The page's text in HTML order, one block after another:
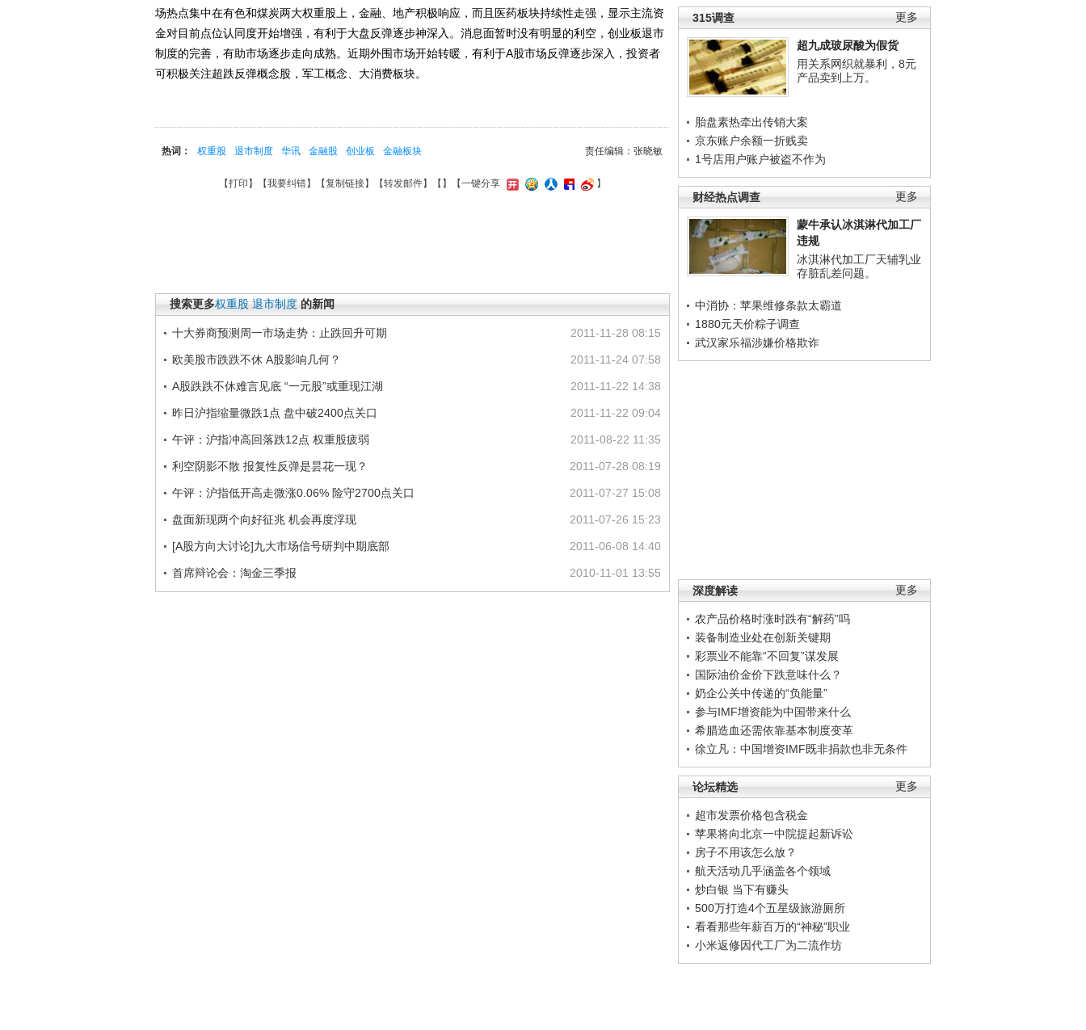
更多
315调查
超九成玻尿酸为假货
用关系网织就暴利，8元
产品卖到上万。
胎盘素热牵出传销大案
京东账户余额一折贱卖
1号店用户账户被盗不作为
更多
财经热点调查
蒙牛承认冰淇淋代加工厂
违规
冰淇淋代加工厂天辅乳业
存脏乱差问题。
中消协：苹果维修条款太霸道
1880元天价粽子调查
武汉家乐福涉嫌价格欺诈
更多
深度解读
农产品价格时涨时跌有“解药”吗
装备制造业处在创新关键期
彩票业不能靠“不回复”谋发展
国际油价金价下跌意味什么？
奶企公关中传递的“负能量”
参与IMF增资能为中国带来什么
希腊造血还需依靠基本制度变革
徐立凡：中国增资IMF既非捐款也非无条件
更多
论坛精选
超市发票价格包含税金
苹果将向北京一中院提起新诉讼
房子不用该怎么放？
航天活动几乎涵盖各个领域
炒白银 当下有赚头
500万打造4个五星级旅游厕所
看看那些年薪百万的“神秘”职业
小米返修因代工厂为二流作坊
场热点集中在有色和煤炭两大权重股上，金融、地产积极响应，而且医药板块持续性走强，显示主流资
金对目前点位认同度开始增强，有利于大盘反弹逐步神深入。消息面暂时没有明显的利空，创业板退市
制度的完善，有助市场逐步走向成熟。近期外围市场开始转暖，有利于A股市场反弹逐步深入，投资者
可积极关注超跌反弹概念股，军工概念、大消费板块。
责任编辑：张晓敏
热词： 权重股 退市制度 华讯 金融股 创业板 金融板块
【打印 】【我要纠错】【复制链接】【转发邮件】【 】 【一键分享 】
搜索更多权重股 退市制度 的新闻
2011-11-28 08:15
十大券商预测周一市场走势：止跌回升可期
2011-11-24 07:58
欧美股市跌跌不休 A股影响几何？
2011-11-22 14:38
A股跌跌不休难言见底 “一元股”或重现江湖
2011-11-22 09:04
昨日沪指缩量微跌1点 盘中破2400点关口
2011-08-22 11:35
午评：沪指冲高回落跌12点 权重股疲弱
2011-07-28 08:19
利空阴影不散 报复性反弹是昙花一现？
2011-07-27 15:08
午评：沪指低开高走微涨0.06% 险守2700点关口
2011-07-26 15:23
盘面新现两个向好征兆 机会再度浮现
2011-06-08 14:40
[A股方向大讨论]九大市场信号研判中期底部
2010-11-01 13:55
首席辩论会：淘金三季报